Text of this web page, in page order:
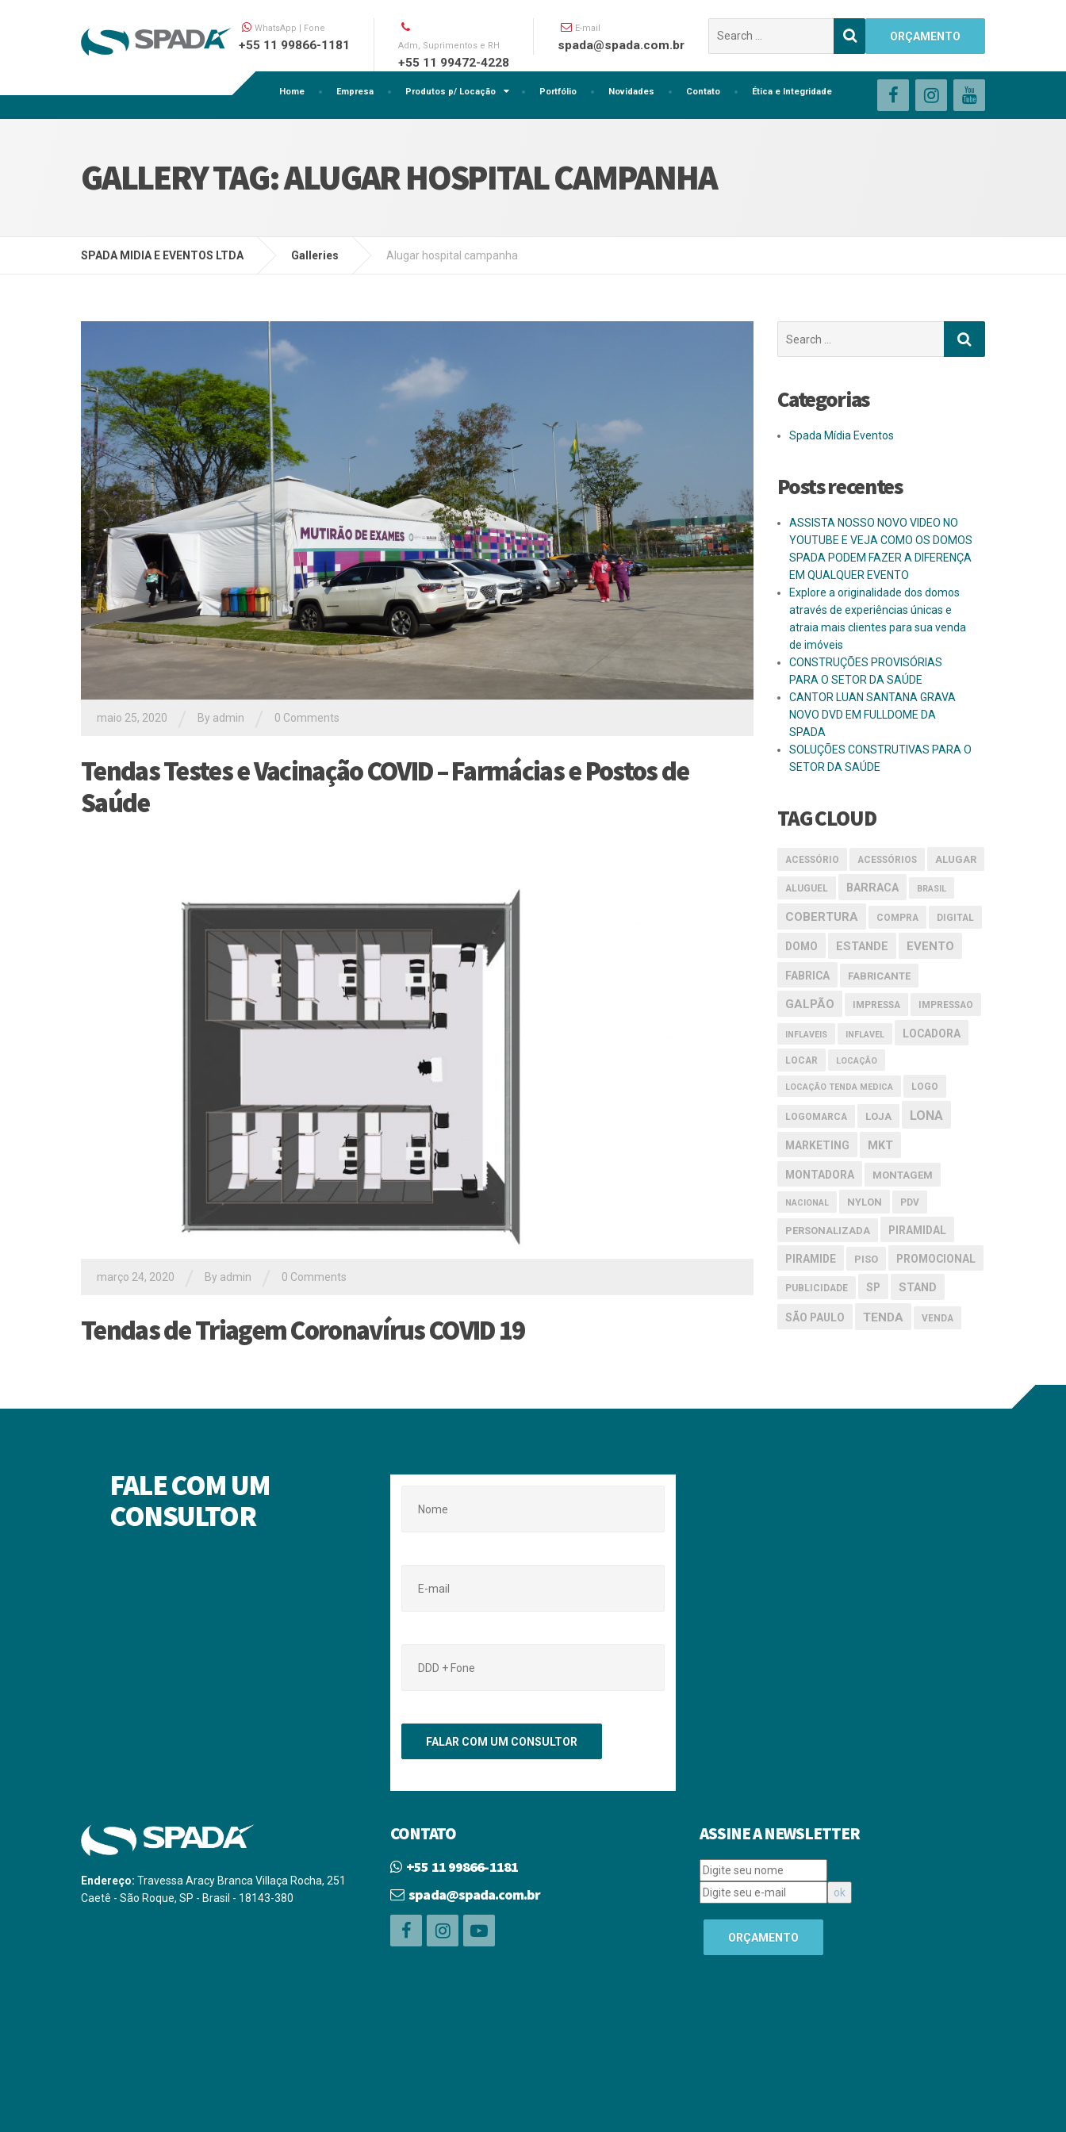
Home Empresa Produtos p/ Locação Portfólio Novidades Contato Ética e Integridade
WhatsApp | Fone
+55 11 99866-1181 Adm, Suprimentos e RH
+55 11 99472-4228
E-mail
spada@spada.com.br
por:
ORÇAMENTO
GALLERY TAG:ALUGAR HOSPITAL CAMPANHA
SPADA MIDIA E EVENTOS LTDA Galleries Alugar hospital campanha
maio 25, 2020 By admin 0 Comments
Tendas Testes e Vacinação COVID – Farmácias e Postos de
Saúde
março 24, 2020 By admin 0 Comments
Tendas de Triagem Coronavírus COVID 19
por:
Categorias
Spada Mídia Eventos
Posts recentes
ASSISTA NOSSO NOVO VIDEO NO
YOUTUBE E VEJA COMO OS DOMOS
SPADA PODEM FAZER A DIFERENÇA
EM QUALQUER EVENTO
Explore a originalidade dos domos
através de experiências únicas e
atraia mais clientes para sua venda
de imóveis
CONSTRUÇÕES PROVISÓRIAS
PARA O SETOR DA SAÚDE
CANTOR LUAN SANTANA GRAVA
NOVO DVD EM FULLDOME DA
SPADA
SOLUÇÕES CONSTRUTIVAS PARA O
SETOR DA SAÚDE
TAG CLOUD
ACESSÓRIO ACESSÓRIOS ALUGAR
ALUGUEL BARRACA BRASIL
COBERTURA COMPRA DIGITAL
DOMO ESTANDE EVENTO
FABRICA FABRICANTE
GALPÃO IMPRESSA IMPRESSAO
INFLAVEIS INFLAVEL LOCADORA
LOCAR LOCAÇÃO
LOCAÇÃO TENDA MEDICA LOGO
LOGOMARCA LOJA LONA
MARKETING MKT
MONTADORA MONTAGEM
NACIONAL NYLON PDV
PERSONALIZADA PIRAMIDAL
PIRAMIDE PISO PROMOCIONAL
PUBLICIDADE SP STAND
SÃO PAULO TENDA VENDA
FALE COM UM
CONSULTOR
Endereço: Travessa Aracy Branca Villaça Rocha, 251
Caetê - São Roque, SP - Brasil - 18143-380
CONTATO
+55 11 99866-1181
spada@spada.com.br
ASSINE A NEWSLETTER
ORÇAMENTO